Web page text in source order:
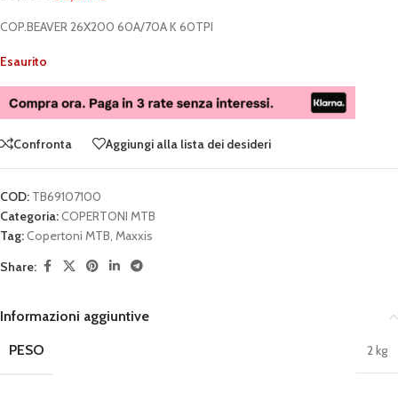
COP.BEAVER 26X200 60A/70A K 60TPI
Esaurito
Confronta Aggiungi alla lista dei desideri
COD: TB69107100
Categoria:COPERTONI MTB
Tag:Copertoni MTB, Maxxis
Share:
Informazioni aggiuntive
PESO
2 kg